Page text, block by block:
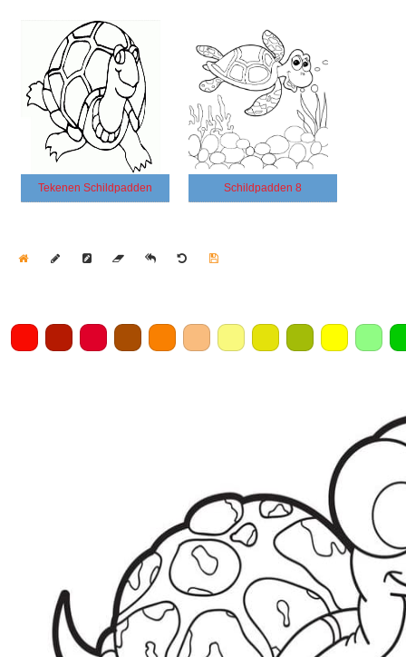
Tekenen Schildpadden Schildpadden 8